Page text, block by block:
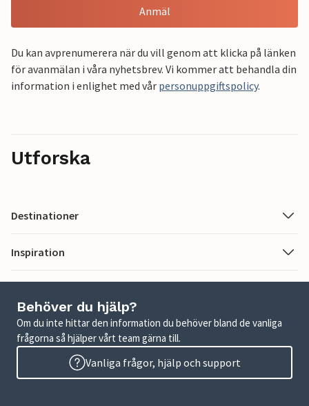
Anmäl
Du kan avprenumerera när du vill genom att klicka på länken
för avanmälan i våra nyhetsbrev. Vi kommer att behandla din
information i enlighet med vår personuppgiftspolicy.
Utforska
Destinationer
Inspiration
Behöver du hjälp?
Om du inte hittar den information du behöver bland de vanliga
frågorna så hjälper vårt team gärna till.
Vanliga frågor, hjälp och support